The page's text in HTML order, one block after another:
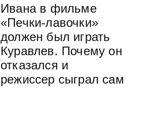
Ивана в фильме
«Печки-лавочки»
должен был играть
Куравлев. Почему он
отказался и
режиссер сыграл сам